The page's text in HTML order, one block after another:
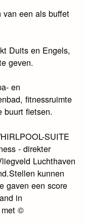
van een als buffet
Duits en Engels,
geven.
en
fitnessruimte
buurt fietsen.
SUITE
- direkter
Luchthaven
kunnen
gaven een score
in
met ©